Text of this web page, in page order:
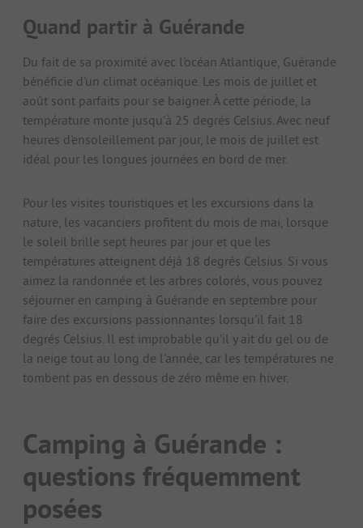
Quand partir à Guérande
Du fait de sa proximité avec l'océan Atlantique, Guérande
bénéficie d'un climat océanique. Les mois de juillet et
août sont parfaits pour se baigner. À cette période, la
température monte jusqu'à 25 degrés Celsius. Avec neuf
heures d'ensoleillement par jour, le mois de juillet est
idéal pour les longues journées en bord de mer.
Pour les visites touristiques et les excursions dans la
nature, les vacanciers profitent du mois de mai, lorsque
le soleil brille sept heures par jour et que les
températures atteignent déjà 18 degrés Celsius. Si vous
aimez la randonnée et les arbres colorés, vous pouvez
séjourner en camping à Guérande en septembre pour
faire des excursions passionnantes lorsqu'il fait 18
degrés Celsius. Il est improbable qu'il y ait du gel ou de
la neige tout au long de l'année, car les températures ne
tombent pas en dessous de zéro même en hiver.
Camping à Guérande :
questions fréquemment
posées